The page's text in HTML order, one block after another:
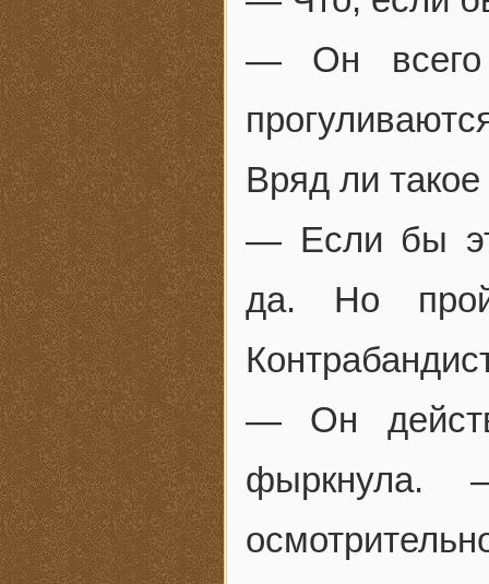
— Он всего
Вряд ли
— Если бы
да. Но
— Он
фыркнула.